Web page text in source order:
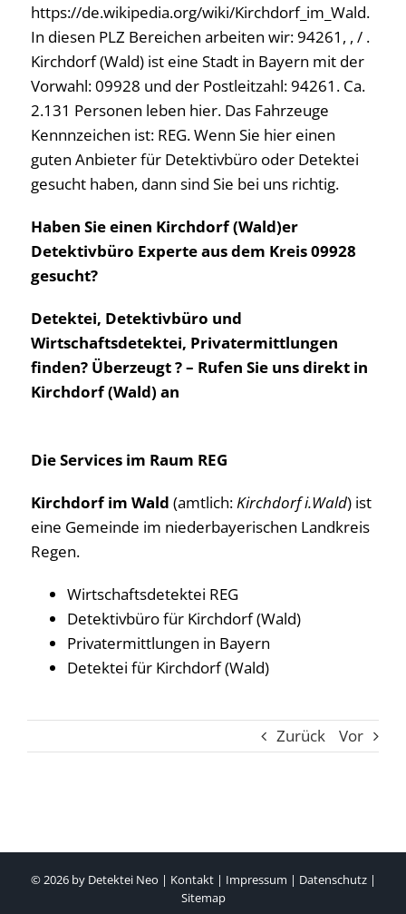
https://de.wikipedia.org/wiki/Kirchdorf_im_Wald.
In diesen PLZ Bereichen arbeiten wir: 94261, , / .
Kirchdorf (Wald) ist eine Stadt in Bayern mit der
Vorwahl: 09928 und der Postleitzahl: 94261. Ca.
2.131 Personen leben hier. Das Fahrzeuge
Kennnzeichen ist: REG. Wenn Sie hier einen
guten Anbieter für Detektivbüro oder Detektei
gesucht haben, dann sind Sie bei uns richtig.
Haben Sie einen Kirchdorf (Wald)er
Detektivbüro Experte aus dem Kreis 09928
gesucht?
Detektei, Detektivbüro und
Wirtschaftsdetektei, Privatermittlungen
finden? Überzeugt ? – Rufen Sie uns direkt in
Kirchdorf (Wald) an
Die Services im Raum REG
Kirchdorf im Wald (amtlich:Kirchdorf i.Wald) ist
eine Gemeinde im niederbayerischen Landkreis
Regen.
Wirtschaftsdetektei REG
Detektivbüro für Kirchdorf (Wald)
Privatermittlungen in Bayern
Detektei für Kirchdorf (Wald)
Zurück Vor
© 2026 by Detektei Neo | Kontakt| Impressum | Datenschutz|
Sitemap